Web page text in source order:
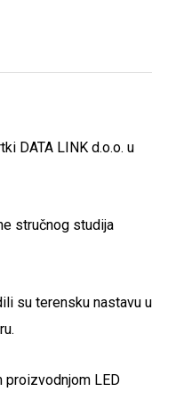
DATA LINK d.o.o. u
stručnog studija
su terensku nastavu u
LED